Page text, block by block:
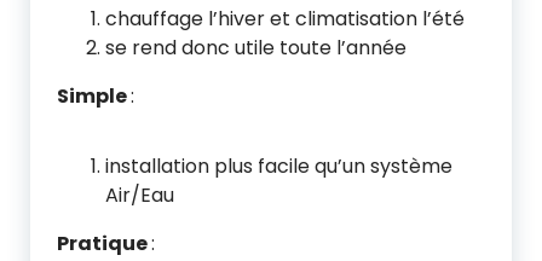
chauffage l’hiver et climatisation l’été
se rend donc utile toute l’année
Simple:
installation plus facile qu’un système
Air/Eau
Pratique: